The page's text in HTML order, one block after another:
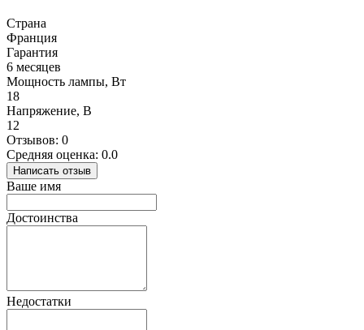
Страна
Франция
Гарантия
6 месяцев
Мощность лампы, Вт
18
Напряжение, В
12
Отзывов: 0
Средняя оценка: 0.0
Написать отзыв
Ваше имя
Достоинства
Недостатки